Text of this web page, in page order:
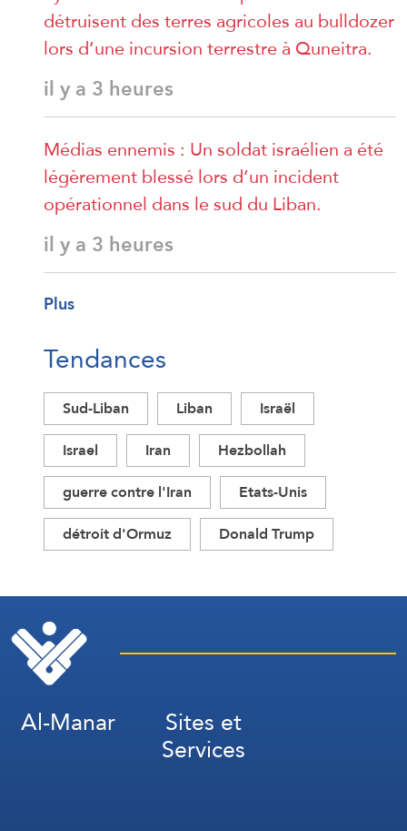
détruisent des terres agricoles au bulldozer
lors d’une incursion terrestre à Quneitra.
il y a 3 heures
Médias ennemis : Un soldat israélien a été
légèrement blessé lors d’un incident
opérationnel dans le sud du Liban.
il y a 3 heures
Plus
Tendances
Sud-Liban Liban
Israël
Israel
Iran
Hezbollah
guerre contre l'Iran
Etats-Unis
détroit d'Ormuz
Donald Trump
Al-Manar Sites et
Services